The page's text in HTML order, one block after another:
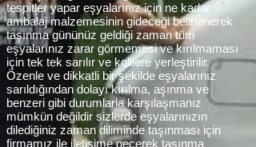
tespitler yapar eşyalarınız için ne kadar
ambalaj malzemesinin gideceği belirlenerek
taşınma gününüz geldiği zaman tüm
eşyalarınız zarar görmemesi ve kırılmaması
için tek tek sarılır ve kolilere yerleştirilir.
Özenle ve dikkatli bir şekilde eşyalarınız
sarıldığından dolayı kırılma, aşınma ve
benzeri gibi durumlarla karşılaşmanız
mümkün değildir sizlerde eşyalarınızın
dilediğiniz zaman diliminde taşınması için
firmamız ile iletişime geçerek taşınma